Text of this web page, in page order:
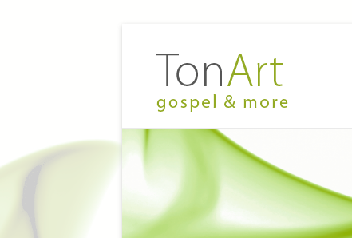
TonArt
gospel
&
more
Mein Chor
Hannover-
Linden